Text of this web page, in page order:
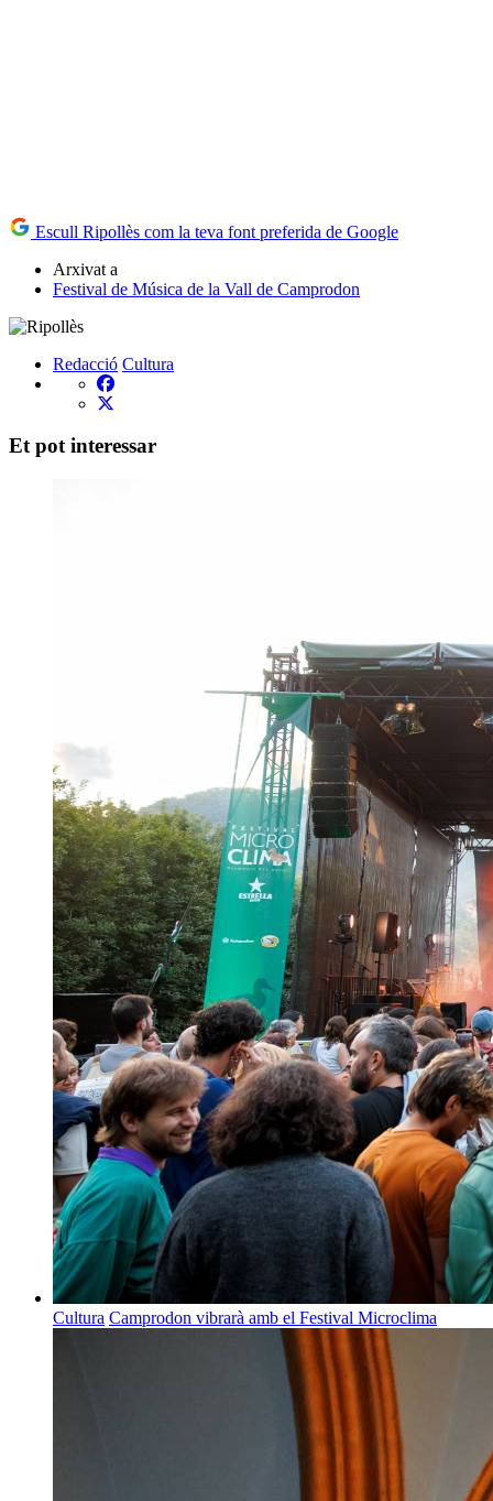
Escull Ripollès com la teva font preferida de Google
Arxivat a
Festival de Música de la Vall de Camprodon
Redacció Cultura
Et pot interessar
Cultura Camprodon vibrarà amb el Festival Microclima